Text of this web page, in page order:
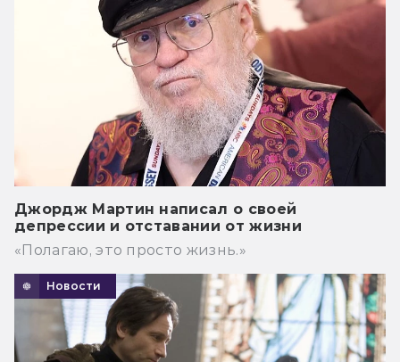
Джордж Мартин написал о своей
депрессии и отставании от жизни
«Полагаю, это просто жизнь.»
Новости